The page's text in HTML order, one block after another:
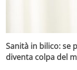
Sanità in bilico: se
diventa colpa del